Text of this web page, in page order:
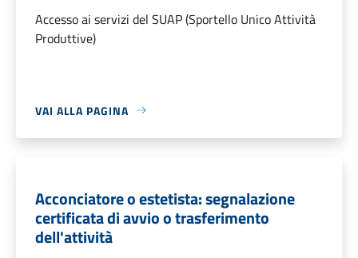
Accesso ai servizi del SUAP (Sportello Unico Attività
Produttive)
VAI ALLA PAGINA
Acconciatore o estetista: segnalazione
certificata di avvio o trasferimento
dell'attività